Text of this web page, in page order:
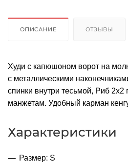
ОПИСАНИЕ ОТЗЫВЫ
Худи с капюшоном ворот на
с металлическими
спинки внутри тесьмой, Риб 2х2
манжетам. Удобный карман
Характеристики
Размер: S